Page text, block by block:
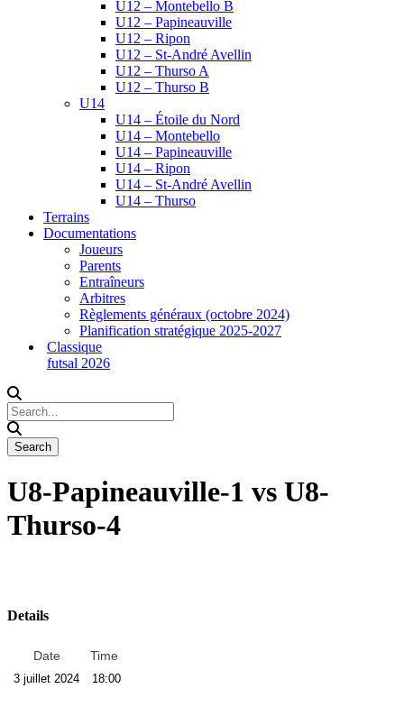
U12 – Montebello B
U12 – Papineauville
U12 – Ripon
U12 – St-André Avellin
U12 – Thurso A
U12 – Thurso B
U14
U14 – Étoile du Nord
U14 – Montebello
U14 – Papineauville
U14 – Ripon
U14 – St-André Avellin
U14 – Thurso
Terrains
Documentations
Joueurs
Parents
Entraîneurs
Arbitres
Règlements généraux (octobre 2024)
Planification stratégique 2025-2027
Classique
futsal 2026
U8-Papineauville-1 vs U8-
Thurso-4
Details
Date Time
3 juillet 2024 18:00